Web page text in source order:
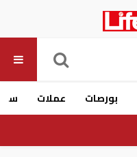
بورصات عملات